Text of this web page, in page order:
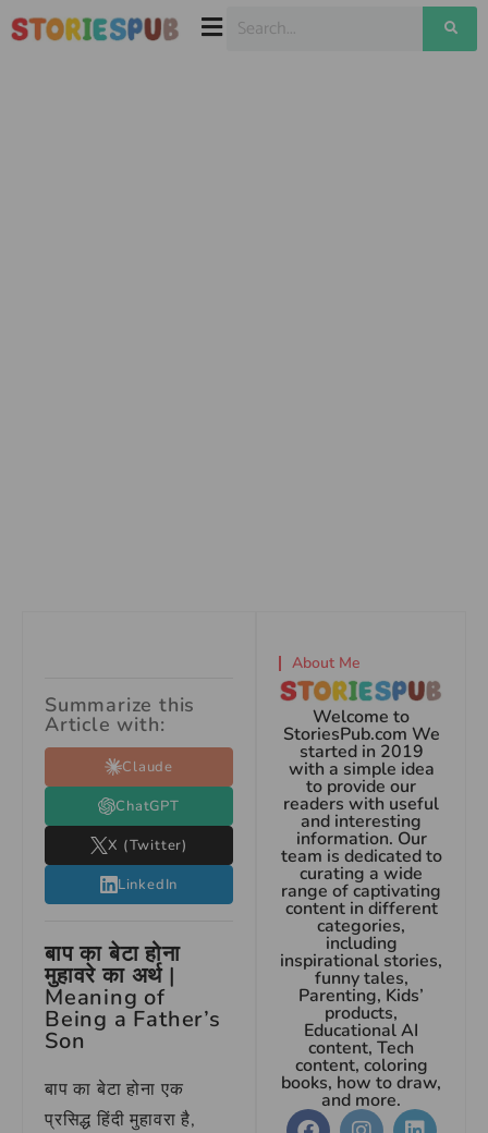
Summarize this
Article with:
Claude
ChatGPT
X (Twitter)
LinkedIn
बाप का बेटा होना
मुहावरे का अर्थ |
Meaning of
Being a Father’s
Son
बाप का बेटा होना एक
प्रसिद्ध हिंदी मुहावरा है,
About Me
Welcome to
StoriesPub.com We
started in 2019
with a simple idea
to provide our
readers with useful
and interesting
information. Our
team is dedicated to
curating a wide
range of captivating
content in different
categories,
including
inspirational stories,
funny tales,
Parenting, Kids’
products,
Educational AI
content, Tech
content, coloring
books, how to draw,
and more.